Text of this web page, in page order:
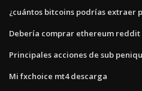
¿cuántos bitcoins podrías extraer
Debería comprar ethereum reddit
Principales acciones de sub
Mi fxchoice mt4 descarga